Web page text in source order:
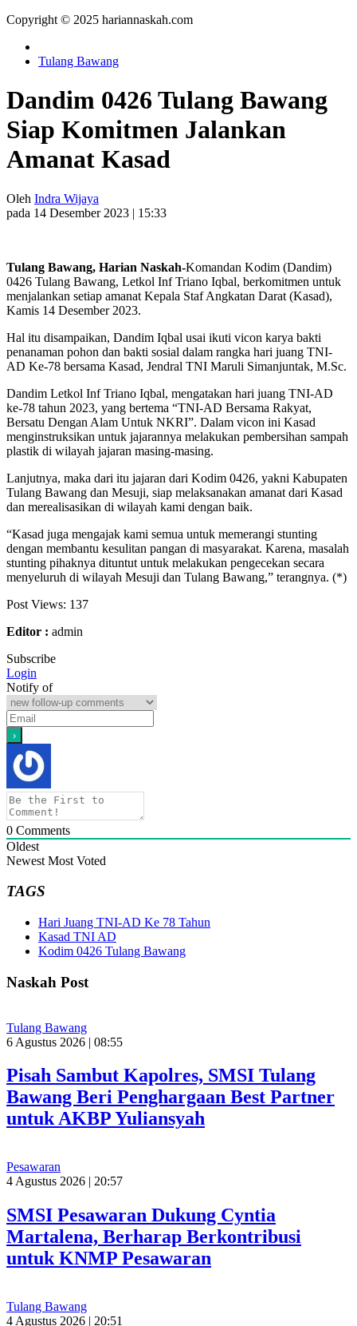
Copyright © 2025 hariannaskah.com
Tulang Bawang
Dandim 0426 Tulang Bawang
Siap Komitmen Jalankan
Amanat Kasad
Oleh Indra Wijaya
pada 14 Desember 2023 | 15:33
Tulang Bawang, Harian Naskah-Komandan Kodim (Dandim)
0426 Tulang Bawang, Letkol Inf Triano Iqbal, berkomitmen untuk
menjalankan setiap amanat Kepala Staf Angkatan Darat (Kasad),
Kamis 14 Desember 2023.
Hal itu disampaikan, Dandim Iqbal usai ikuti vicon karya bakti
penanaman pohon dan bakti sosial dalam rangka hari juang TNI-
AD Ke-78 bersama Kasad, Jendral TNI Maruli Simanjuntak, M.Sc.
Dandim Letkol Inf Triano Iqbal, mengatakan hari juang TNI-AD
ke-78 tahun 2023, yang bertema “TNI-AD Bersama Rakyat,
Bersatu Dengan Alam Untuk NKRI”. Dalam vicon ini Kasad
menginstruksikan untuk jajarannya melakukan pembersihan sampah
plastik di wilayah jajaran masing-masing.
Lanjutnya, maka dari itu jajaran dari Kodim 0426, yakni Kabupaten
Tulang Bawang dan Mesuji, siap melaksanakan amanat dari Kasad
dan merealisasikan di wilayah kami dengan baik.
“Kasad juga mengajak kami semua untuk memerangi stunting
dengan membantu kesulitan pangan di masyarakat. Karena, masalah
stunting pihaknya dituntut untuk melakukan pengecekan secara
menyeluruh di wilayah Mesuji dan Tulang Bawang,” terangnya. (*)
Post Views: 137
Editor : admin
Subscribe
Login
Notify of
0 Comments
Oldest
Newest Most Voted
TAGS
Hari Juang TNI-AD Ke 78 Tahun
Kasad TNI AD
Kodim 0426 Tulang Bawang
Naskah Post
Tulang Bawang
6 Agustus 2026 | 08:55
Pisah Sambut Kapolres, SMSI Tulang
Bawang Beri Penghargaan Best Partner
untuk AKBP Yuliansyah
Pesawaran
4 Agustus 2026 | 20:57
SMSI Pesawaran Dukung Cyntia
Martalena, Berharap Berkontribusi
untuk KNMP Pesawaran
Tulang Bawang
4 Agustus 2026 | 20:51